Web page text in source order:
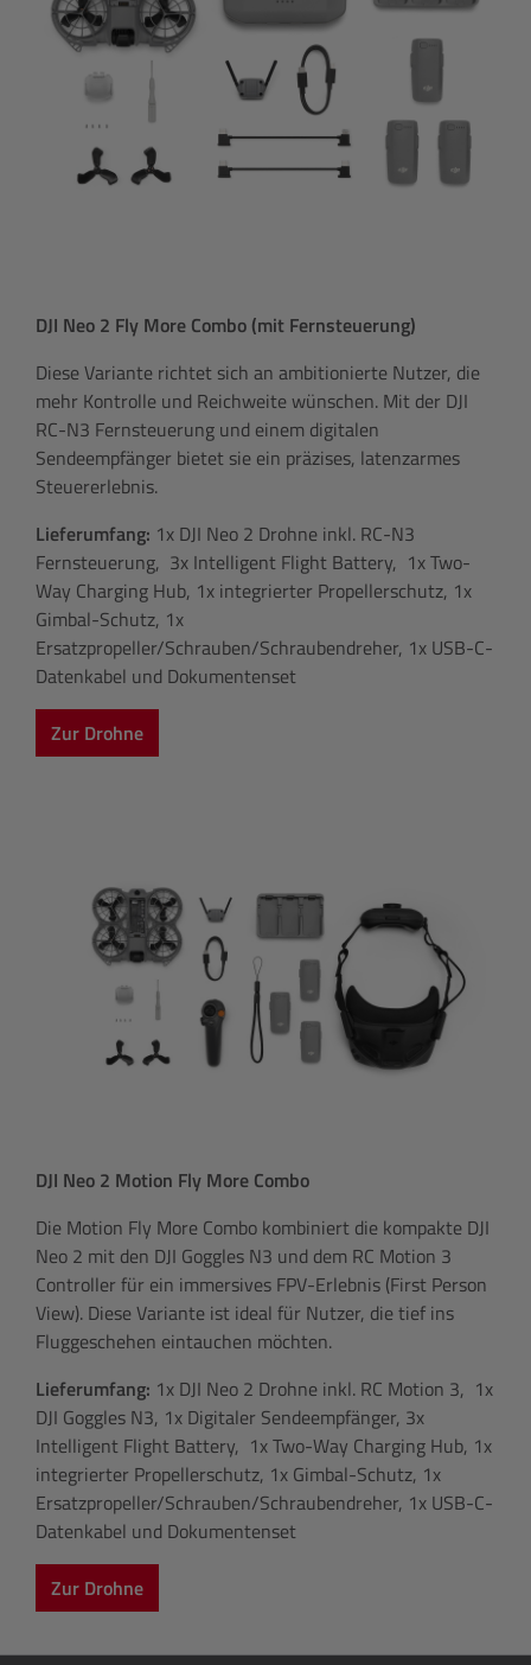
DJI Neo 2 Fly More Combo (mit Fernsteuerung)
Diese Variante richtet sich an ambitionierte Nutzer, die
mehr Kontrolle und Reichweite wünschen. Mit der DJI
RC-N3 Fernsteuerung und einem digitalen
Sendeempfänger bietet sie ein präzises, latenzarmes
Steuererlebnis.
Lieferumfang: 1x DJI Neo 2 Drohne inkl. RC-N3
Fernsteuerung, 3x Intelligent Flight Battery, 1x Two-
Way Charging Hub, 1x integrierter Propellerschutz, 1x
Gimbal-Schutz, 1x
Ersatzpropeller/Schrauben/Schraubendreher, 1x USB-C-
Datenkabel und Dokumentenset
Zur Drohne
DJI Neo 2 Motion Fly More Combo
Die Motion Fly More Combo kombiniert die kompakte DJI
Neo 2 mit den DJI Goggles N3 und dem RC Motion 3
Controller für ein immersives FPV-Erlebnis (First Person
View). Diese Variante ist ideal für Nutzer, die tief ins
Fluggeschehen eintauchen möchten.
Lieferumfang: 1x DJI Neo 2 Drohne inkl. RC Motion 3, 1x
DJI Goggles N3, 1x Digitaler Sendeempfänger, 3x
Intelligent Flight Battery, 1x Two-Way Charging Hub, 1x
integrierter Propellerschutz, 1x Gimbal-Schutz, 1x
Ersatzpropeller/Schrauben/Schraubendreher, 1x USB-C-
Datenkabel und Dokumentenset
Zur Drohne